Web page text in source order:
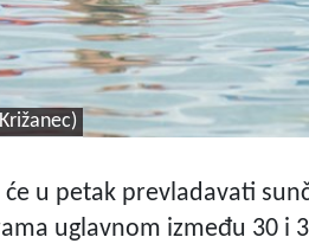
će u petak prevladavati
uglavnom između 30 i